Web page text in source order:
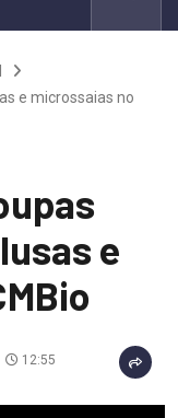
e microssaias no
e
12:55